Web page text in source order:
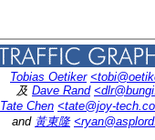
Tobias Oetiker
及 Dave Rand
Tate Chen <tate@joy-
and 黃東隆